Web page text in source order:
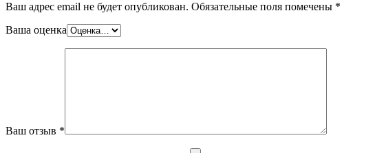
Ваш адрес email не будет опубликован. Обязательные поля помечены *
Ваша оценка
Ваш отзыв *